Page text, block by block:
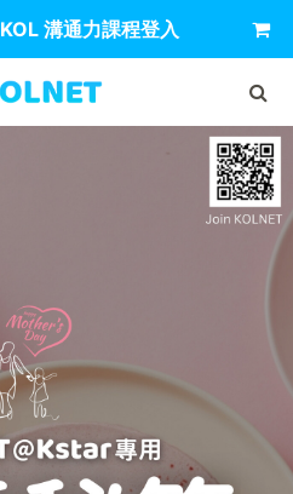
KOL 溝通力課程登入